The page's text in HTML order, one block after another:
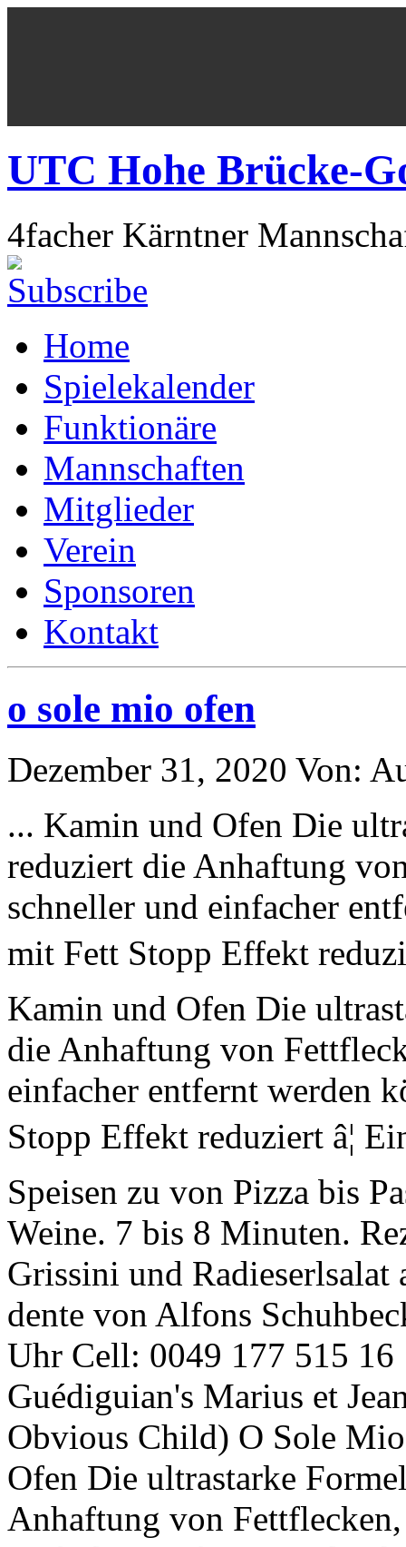
UTC Hohe Brücke-
4facher Kärntner
Home
Spielekalender
Funktionäre
Mannschaften
Mitglieder
Verein
Sponsoren
Kontakt
o sole mio ofen
Dezember 31, 2020 Von:
... Kamin und Ofen Die
reduziert die Anhaftung
schneller und einfacher
mit Fett Stopp Effekt
Kamin und Ofen Die
die Anhaftung von
einfacher entfernt werden
Stopp Effekt reduziert â¦
Speisen zu von Pizza bis
Weine. 7 bis 8 Minuten.
Grissini und Radieserlsalat
dente von Alfons
Uhr Cell: 0049 177 515
Guédiguian's Marius et
Obvious Child) O Sole
Ofen Die ultrastarke
Anhaftung von Fettflecken,